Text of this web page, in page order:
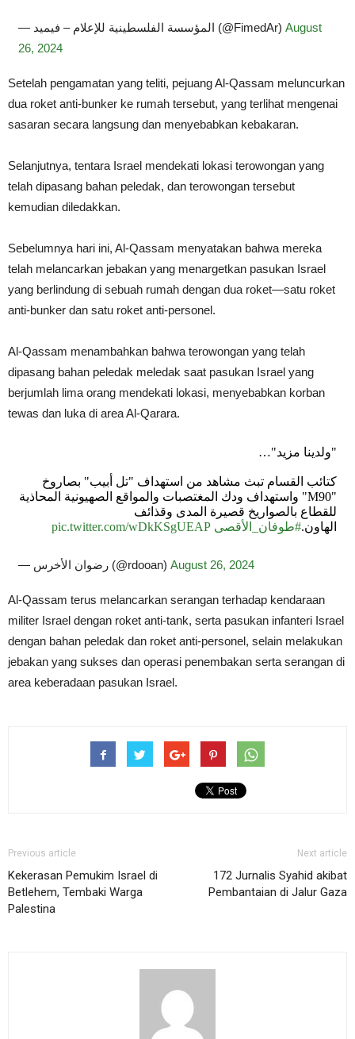
— المؤسسة الفلسطينية للإعلام – فيميد (@FimedAr) August
26, 2024
Setelah pengamatan yang teliti, pejuang Al-Qassam meluncurkan
dua roket anti-bunker ke rumah tersebut, yang terlihat mengenai
sasaran secara langsung dan menyebabkan kebakaran.
Selanjutnya, tentara Israel mendekati lokasi terowongan yang
telah dipasang bahan peledak, dan terowongan tersebut
kemudian diledakkan.
Sebelumnya hari ini, Al-Qassam menyatakan bahwa mereka
telah melancarkan jebakan yang menargetkan pasukan Israel
yang berlindung di sebuah rumah dengan dua roket—satu roket
anti-bunker dan satu roket anti-personel.
Al-Qassam menambahkan bahwa terowongan yang telah
dipasang bahan peledak meledak saat pasukan Israel yang
berjumlah lima orang mendekati lokasi, menyebabkan korban
tewas dan luka di area Al-Qarara.
"ولدينا مزيد"…
كتائب القسام تبث مشاهد من استهداف "تل أبيب" بصاروخ
"M90" واستهداف ودك المغتصبات والمواقع الصهيونية المحاذية
للقطاع بالصواريخ قصيرة المدى وقذائف
الهاون.#طوفان_الأقصى pic.twitter.com/wDkKSgUEAP
— رضوان الأخرس (@rdooan) August 26, 2024
Al-Qassam terus melancarkan serangan terhadap kendaraan
militer Israel dengan roket anti-tank, serta pasukan infanteri Israel
dengan bahan peledak dan roket anti-personel, selain melakukan
jebakan yang sukses dan operasi penembakan serta serangan di
area keberadaan pasukan Israel.
Previous article
Kekerasan Pemukim Israel di
Betlehem, Tembaki Warga
Palestina
Next article
172 Jurnalis Syahid akibat
Pembantaian di Jalur Gaza